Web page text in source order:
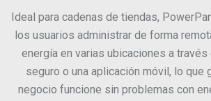
Ideal para cadenas de tiendas,
los usuarios administrar de forma
energía en varias ubicaciones a
seguro o una aplicación móvil, lo que
negocio funcione sin problemas con